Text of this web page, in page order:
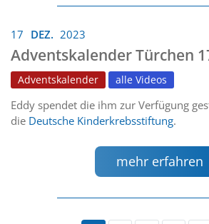
17 DEZ. 2023
Adventskalender Türchen
Adventskalender alle Videos
Eddy spendet die ihm zur Verfügung
die Deutsche Kinderkrebsstiftung.
mehr erfahren